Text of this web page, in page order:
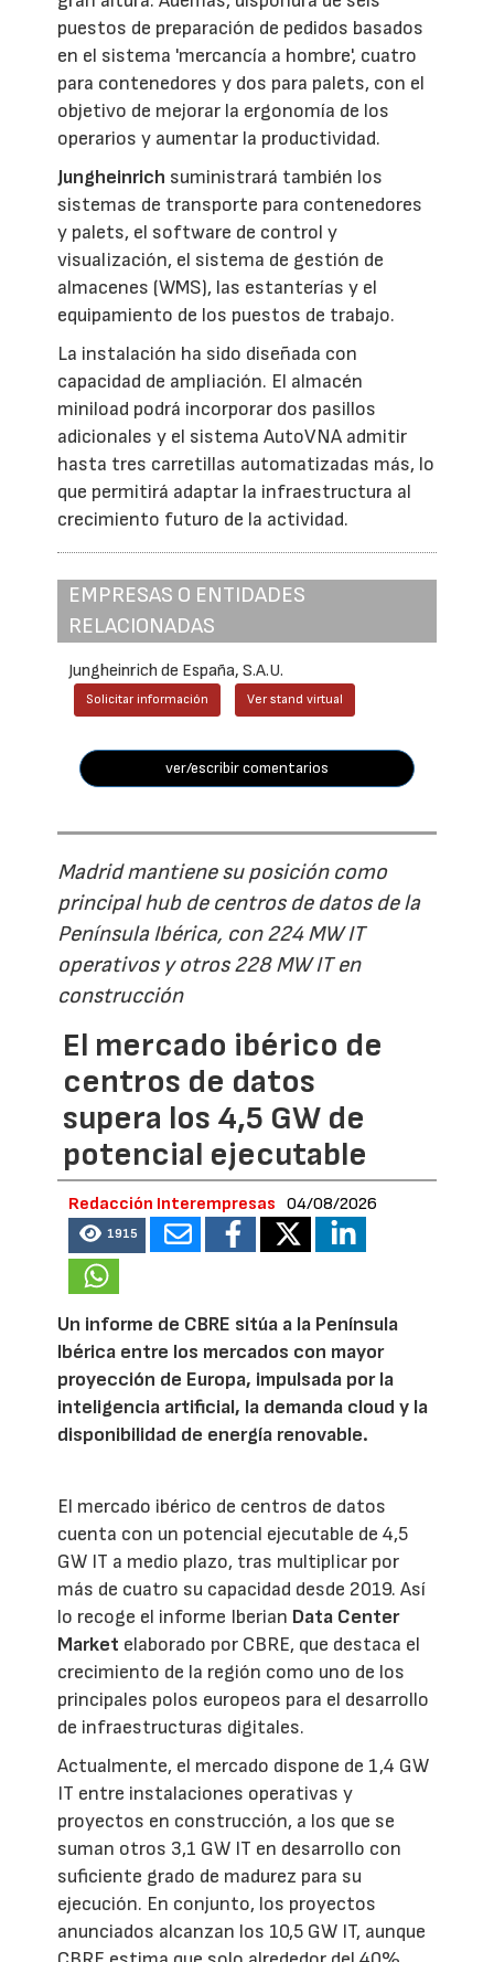
puestos de preparación de pedidos basados
en el sistema 'mercancía a hombre', cuatro
para contenedores y dos para palets, con el
objetivo de mejorar la ergonomía de los
operarios y aumentar la productividad.
Jungheinrich suministrará también los
sistemas de transporte para contenedores
y palets, el software de control y
visualización, el sistema de gestión de
almacenes (WMS), las estanterías y el
equipamiento de los puestos de trabajo.
La instalación ha sido diseñada con
capacidad de ampliación. El almacén
miniload podrá incorporar dos pasillos
adicionales y el sistema AutoVNA admitir
hasta tres carretillas automatizadas más, lo
que permitirá adaptar la infraestructura al
crecimiento futuro de la actividad.
EMPRESAS O ENTIDADES
RELACIONADAS
Jungheinrich de España, S.A.U.
Solicitar información Ver stand virtual
ver/escribir comentarios
Madrid mantiene su posición como
principal hub de centros de datos de la
Península Ibérica, con 224 MW IT
operativos y otros 228 MW IT en
construcción
El mercado ibérico de
centros de datos
supera los 4,5 GW de
potencial ejecutable
Redacción Interempresas 04/08/2026
1915
Un informe de CBRE sitúa a la Península
Ibérica entre los mercados con mayor
proyección de Europa, impulsada por la
inteligencia artificial, la demanda cloud y la
disponibilidad de energía renovable.
El mercado ibérico de centros de datos
cuenta con un potencial ejecutable de 4,5
GW IT a medio plazo, tras multiplicar por
más de cuatro su capacidad desde 2019. Así
lo recoge el informe Iberian Data Center
Market elaborado por CBRE, que destaca el
crecimiento de la región como uno de los
principales polos europeos para el desarrollo
de infraestructuras digitales.
Actualmente, el mercado dispone de 1,4 GW
IT entre instalaciones operativas y
proyectos en construcción, a los que se
suman otros 3,1 GW IT en desarrollo con
suficiente grado de madurez para su
ejecución. En conjunto, los proyectos
anunciados alcanzan los 10,5 GW IT, aunque